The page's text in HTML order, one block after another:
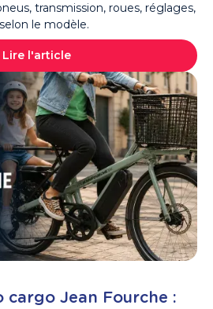
transmission, roues, réglages,
le modèle.
Lire l'article
cargo Jean Fourche :